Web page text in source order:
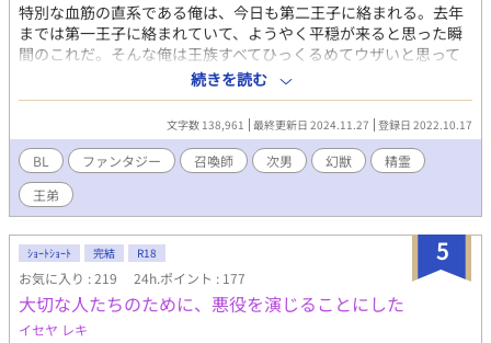
特別な血筋の直系である俺は、今日も第二王子に絡まれる。去年
までは第一王子に絡まれていて、ようやく平穏が来ると思った瞬
間のこれだ。そんな俺は王族すべてひっくるめてウザいと思って
いた。けれど、兄さんの召喚獣が壊した王城を直しに行った際二
次災害で巻き込んでしまった王弟に会ったことで、俺のこれから
先の道が決まった。 そうだ。王都を抜けて、北に行こう、と。 見
た目ホンワカ平凡次男、見た目大人しいからって中身もそうとは
限らない。 更新不定期です。俺得設定。お暇な時にでもチラッと
読んでもらえたら嬉しいです。 ムーンさんでも更新中。
続きを読む
文字数 138,961 最終更新日 2024.11.27 登録日 2022.10.17
BL ファンタジー 召喚師 次男 幻獣
精霊
王弟
5
ｼｮｰﾄｼｮｰﾄ 完結 R18
お気に入り : 219 24h.ポイント : 177
大切な人たちのために、悪役を演じることにした
イセヤ レキ